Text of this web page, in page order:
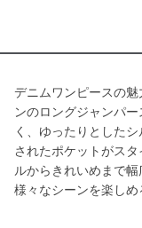
デニムワンピースの
ンのロングジャンパ
く、ゆったりとした
されたポケットがス
ルからきれいめまで
様々なシーンを楽しめ